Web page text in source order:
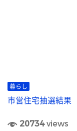
暮らし
市営住宅抽選結果
20734views